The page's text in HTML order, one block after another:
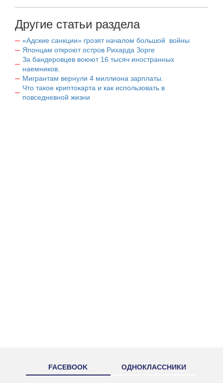
Другие статьи раздела
«Адские санкции» грозят началом большой войны
Японцам откроют остров Рихарда Зорге
За бандеровцев воюют 16 тысяч иностранных
наемников.
Мигрантам вернули 4 миллиона зарплаты.
Что такое криптокарта и как использовать в
повседневной жизни
FACEBOOK ОДНОКЛАССНИКИ